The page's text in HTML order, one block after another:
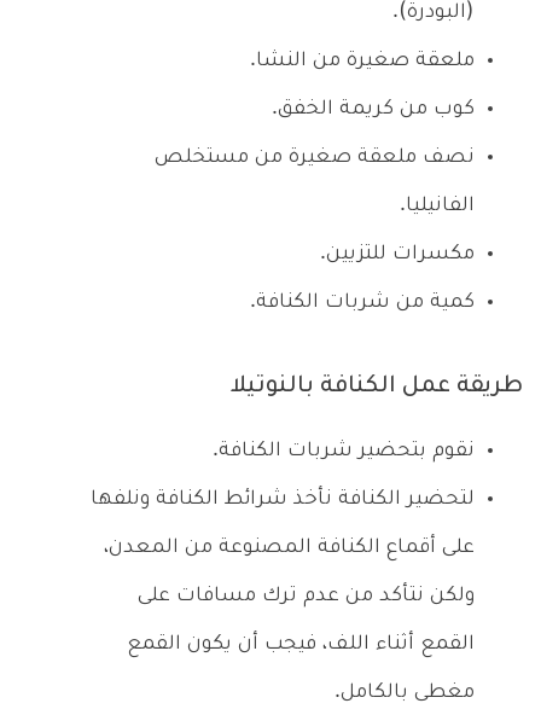
(البودرة).
ملعقة صغيرة من النشا.
كوب من كريمة الخفق.
نصف ملعقة صغيرة من مستخلص
الفانيليا.
مكسرات للتزيين.
كمية من شربات الكنافة.
طريقة عمل الكنافة بالنوتيلا
نقوم بتحضير شربات الكنافة.
لتحضير الكنافة نأخذ شرائط الكنافة ونلفها
على أقماع الكنافة المصنوعة من المعدن،
ولكن نتأكد من عدم ترك مسافات على
القمع أثناء اللف، فيجب أن يكون القمع
مغطى بالكامل.